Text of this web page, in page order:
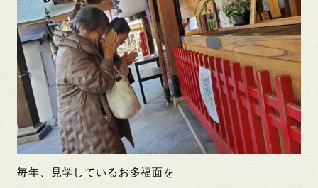
毎年、見学しているお多福面を